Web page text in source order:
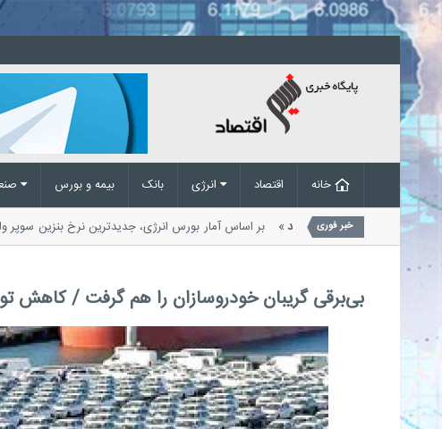
بیمه و بورس بانک اقتصاد
خبر فوری
قیمت بنزین سوپر وارداتی اعلام شد
بر اساس آمار بورس انرژی، جدیدترین نرخ بنزین
بورس...
بی‌برقی گریبان خودروسازان را هم گرفت / کاهش